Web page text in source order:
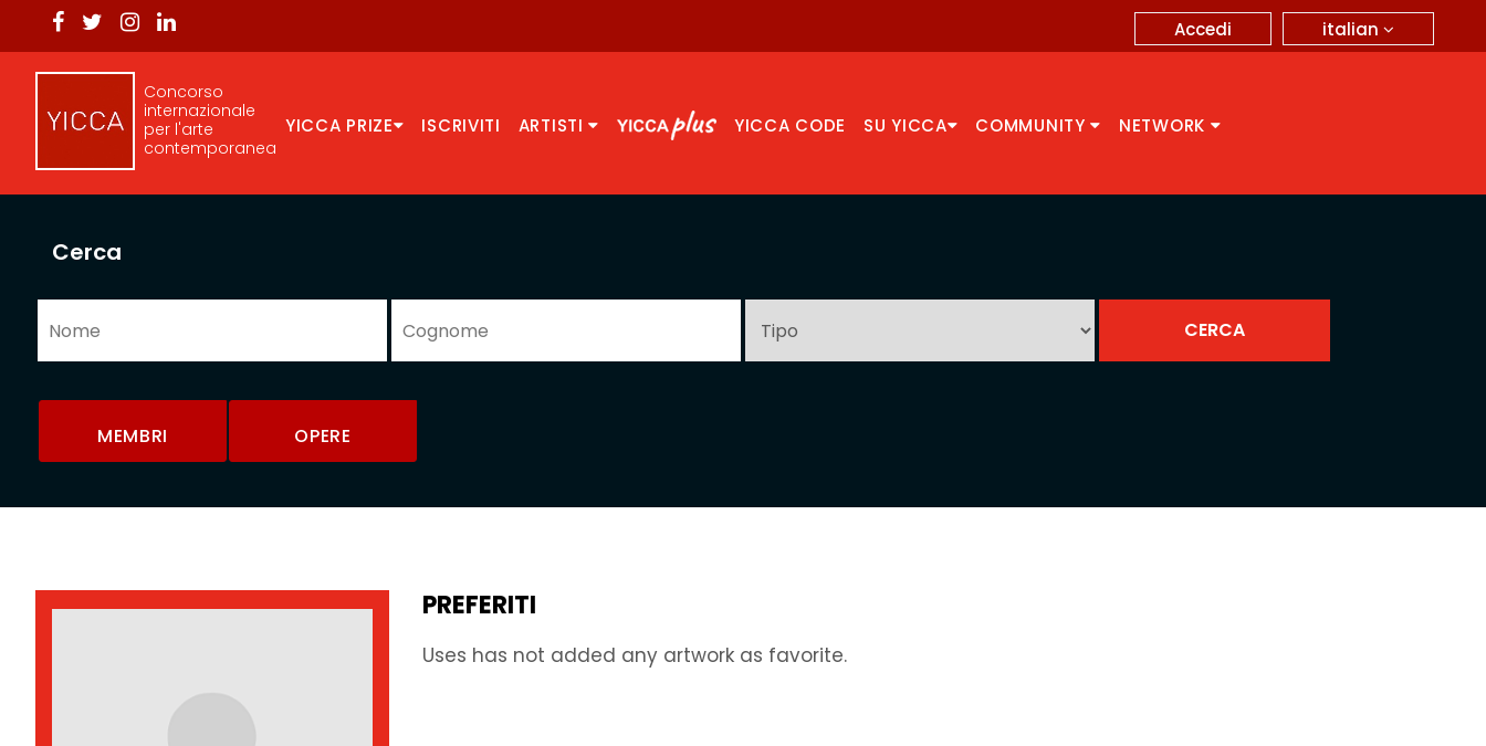
italian
Accedi
Concorso
internazionale
per l'arte
contemporanea
YICCA PRIZE ISCRIVITI ARTISTI YICCA CODE SU YICCA COMMUNITY NETWORK
Cerca
MEMBRI OPERE
PREFERITI
Uses has not added any artwork as favorite.